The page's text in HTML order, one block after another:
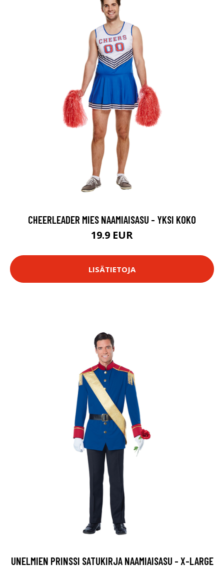
CHEERLEADER MIES NAAMIAISASU - YKSI KOKO
19.9 EUR
LISÄTIETOJA
UNELMIEN PRINSSI SATUKIRJA NAAMIAISASU - X-LARGE